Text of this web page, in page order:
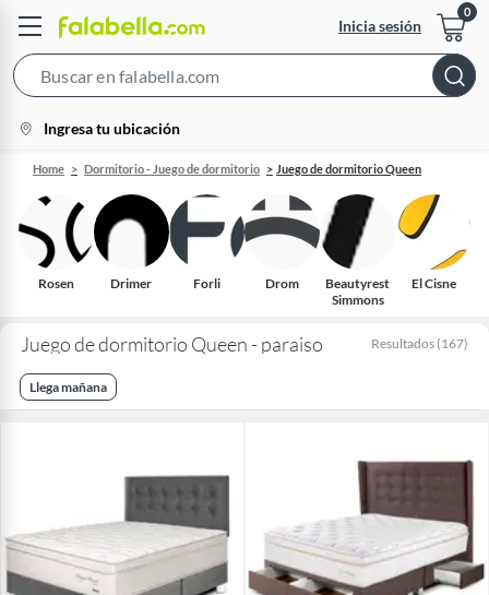
Inicia sesión
Bar
location-
icon
Ingresa tu ubicación
Home Dormitorio - Juego de dormitorio Juego de dormitorio Queen
Rosen Drimer Forli Drom
Beautyrest
Simmons
El Cisne
Juego de dormitorio Queen - paraiso Resultados (167)
Llega mañana